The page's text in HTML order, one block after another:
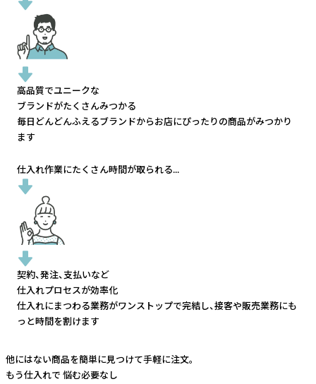
高品質でユニークな
ブランドがたくさんみつかる
毎日どんどんふえるブランドからお店にぴったりの商品がみつかり
ます
仕入れ作業にたくさん時間が取られる...
契約、発注、支払いなど
仕入れプロセスが効率化
仕入れにまつわる業務がワンストップで完結し、接客や販売業務にも
っと時間を割けます
他にはない商品を簡単に見つけて手軽に注文。
もう仕入れで 悩む必要なし